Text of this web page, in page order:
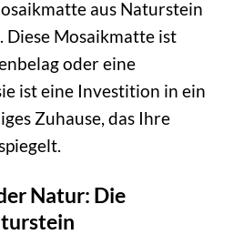
aus Naturstein
Diese Mosaikmatte ist
oder eine
ist eine Investition in ein
Zuhause, das Ihre
Natur: Die